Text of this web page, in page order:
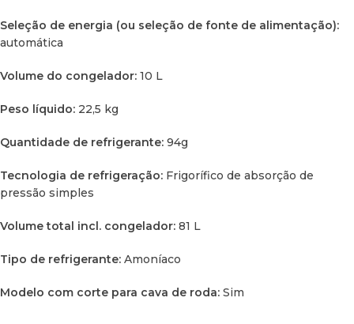
Seleção de energia (ou seleção de fonte de alimentação):
automática
Volume do congelador: 10 L
Peso líquido: 22,5 kg
Quantidade de refrigerante: 94g
Tecnologia de refrigeração: Frigorífico de absorção de
pressão simples
Volume total incl. congelador: 81 L
Tipo de refrigerante: Amoníaco
Modelo com corte para cava de roda: Sim